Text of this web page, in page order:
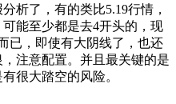
析了，有的类比5.19行情，
能至少都是去4开头的，现
已，即使有大阴线了，也还
注意配置。并且最关键的是
很大踏空的风险。